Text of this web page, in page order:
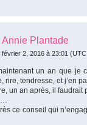
Annie Plantade
février 2, 2016 à 23:01 (UTC
un an que je
rire, tendresse, et j’en
un an après, il
ce conseil qui